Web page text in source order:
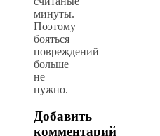
минуты.
Поэтому
бояться
повреждений
больше
не
нужно.
Добавить
комментарий